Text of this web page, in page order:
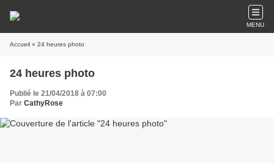
MENU
Accueil » 24 heures photo
24 heures photo
Publié le 21/04/2018 à 07:00
Par CathyRose